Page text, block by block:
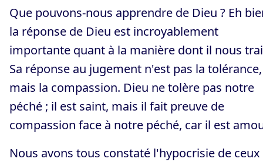
Que pouvons-nous apprendre de Dieu ? Eh
la réponse de Dieu est incroyablement
importante quant à la manière dont il nous
Sa réponse au jugement n'est pas la tolérance,
mais la compassion. Dieu ne tolère pas notre
péché ; il est saint, mais il fait preuve de
compassion face à notre péché, car il est
Nous avons tous constaté l'hypocrisie de